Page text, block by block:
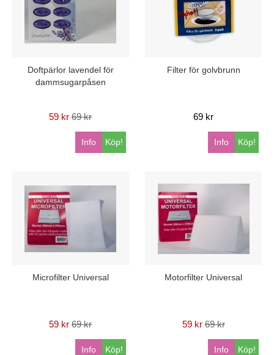
Doftpärlor lavendel för
dammsugarpåsen
59 kr 69 kr
Köp!
Info
Filter för golvbrunn
69 kr
Köp!
Info
Microfilter Universal
59 kr 69 kr
Köp!
Info
Motorfilter Universal
59 kr 69 kr
Köp!
Info